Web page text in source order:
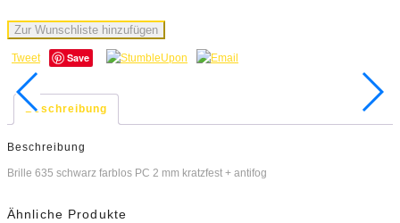
Zur Wunschliste hinzufügen
Tweet Save
Beschreibung
Beschreibung
Brille 635 schwarz farblos PC 2 mm kratzfest + antifog
Ähnliche Produkte